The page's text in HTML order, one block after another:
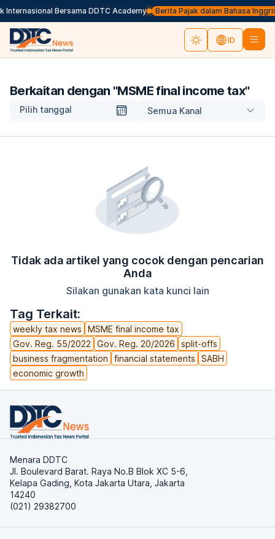
Bersama DDTC Academy Berita Pajak dalam Bahasa
ID
Berkaitan dengan "MSME final income tax"
Pilih tanggal Semua Kanal
Tag Terkait:
weekly tax news
MSME final income tax
Gov. Reg. 55/2022
Gov. Reg. 20/2026
split-offs
business fragmentation
financial statements
SABH
economic growth
Tidak ada artikel yang cocok dengan pencarian
Anda
Silakan gunakan kata kunci lain
Menara DDTC
Jl. Boulevard Barat. Raya No.B Blok XC 5-6,
Kelapa Gading, Kota Jakarta Utara, Jakarta
14240
(021) 29382700